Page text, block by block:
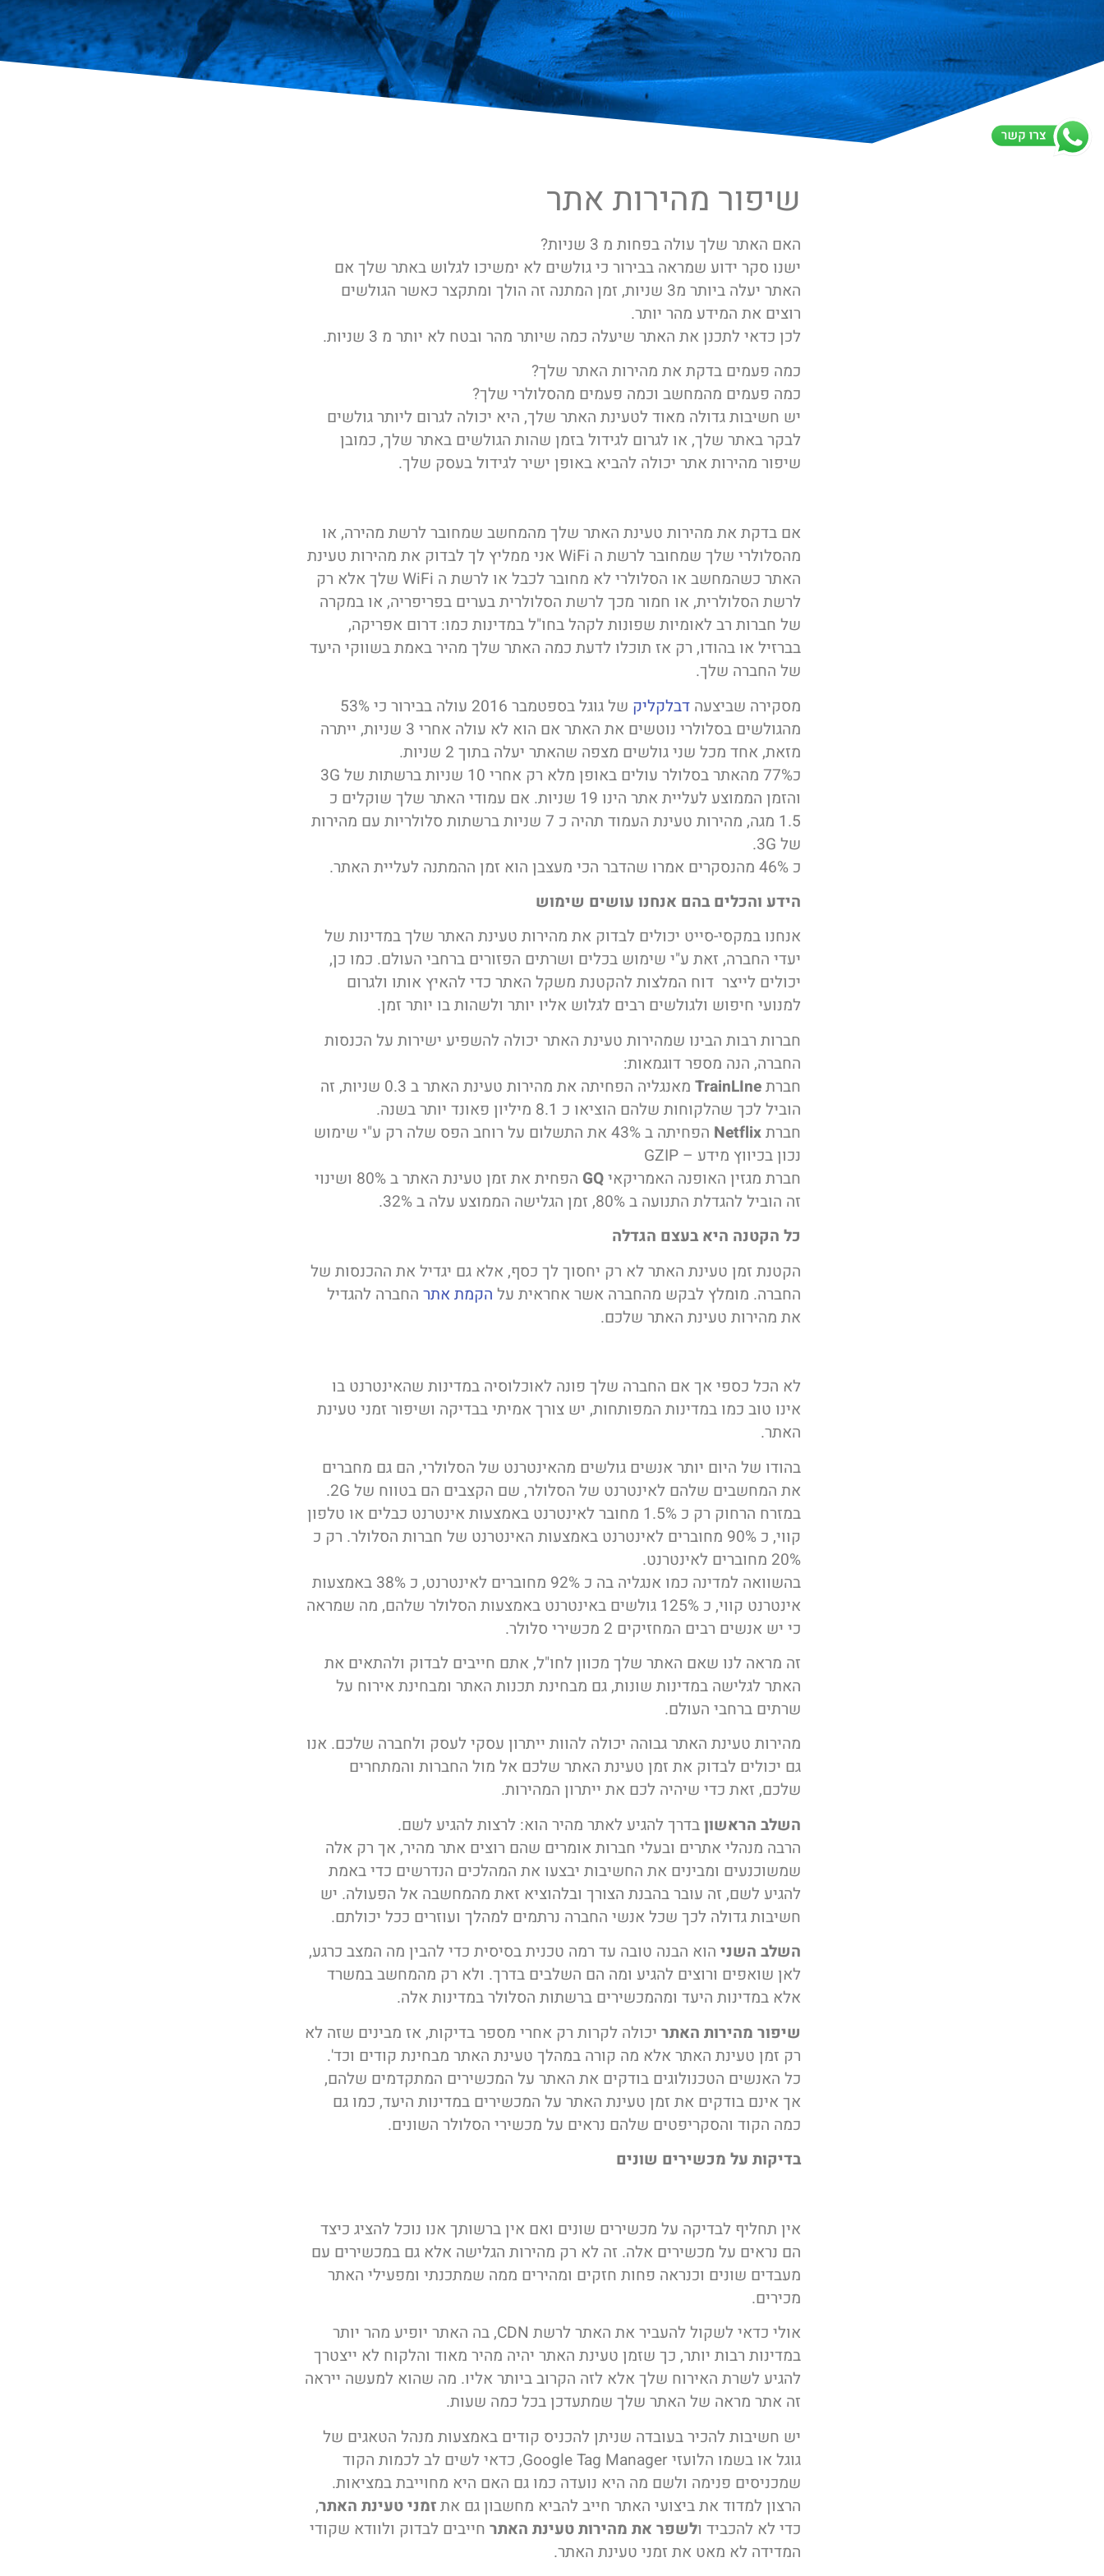
שיפור מהירות אתר
האם האתר שלך עולה בפחות מ 3 שניות?
ישנו סקר ידוע שמראה בבירור כי גולשים לא ימשיכו לגלוש באתר שלך אם
האתר יעלה ביותר מ3 שניות, זמן המתנה זה הולך ומתקצר כאשר הגולשים
רוצים את המידע מהר יותר.
לכן כדאי לתכנן את האתר שיעלה כמה שיותר מהר ובטח לא יותר מ 3 שניות.
כמה פעמים בדקת את מהירות האתר שלך?
כמה פעמים מהמחשב וכמה פעמים מהסלולרי שלך?
יש חשיבות גדולה מאוד לטעינת האתר שלך, היא יכולה לגרום ליותר גולשים
לבקר באתר שלך, או לגרום לגידול בזמן שהות הגולשים באתר שלך, כמובן
שיפור מהירות אתר יכולה להביא באופן ישיר לגידול בעסק שלך.
אם בדקת את מהירות טעינת האתר שלך מהמחשב שמחובר לרשת מהירה, או
מהסלולרי שלך שמחובר לרשת ה WiFi אני ממליץ לך לבדוק את מהירות טעינת
האתר כשהמחשב או הסלולרי לא מחובר לכבל או לרשת ה WiFi שלך אלא רק
לרשת הסלולרית, או חמור מכך לרשת הסלולרית בערים בפריפריה, או במקרה
של חברות רב לאומיות שפונות לקהל בחו"ל במדינות כמו: דרום אפריקה,
בברזיל או בהודו, רק אז תוכלו לדעת כמה האתר שלך מהיר באמת בשווקי היעד
של החברה שלך.
מסקירה שביצעהדבלקליק
של גוגל בספטמבר 2016 עולה בבירור כי 53%
מהגולשים בסלולרי נוטשים את האתר אם הוא לא עולה אחרי 3 שניות, ייתרה
מזאת, אחד מכל שני גולשים מצפה שהאתר יעלה בתוך 2 שניות.
כ77% מהאתר בסלולר עולים באופן מלא רק אחרי 10 שניות ברשתות של 3G
והזמן הממוצע לעליית אתר הינו 19 שניות. אם עמודי האתר שלך שוקלים כ
1.5 מגה, מהירות טעינת העמוד תהיה כ 7 שניות ברשתות סלולריות עם מהירות
של 3G.
כ 46% מהנסקרים אמרו שהדבר הכי מעצבן הוא זמן ההמתנה לעליית האתר.
הידע והכלים בהם אנחנו עושים שימוש
אנחנו במקסי-סייט יכולים לבדוק את מהירות טעינת האתר שלך במדינות של
יעדי החברה, זאת ע"י שימוש בכלים ושרתים הפזורים ברחבי העולם. כמו כן,
יכולים לייצר דוח המלצות להקטנת משקל האתר כדי להאיץ אותו ולגרום
למנועי חיפוש ולגולשים רבים לגלוש אליו יותר ולשהות בו יותר זמן.
חברות רבות הבינו שמהירות טעינת האתר יכולה להשפיע ישירות על הכנסות
החברה, הנה מספר דוגמאות:
חברתTrainLIne
מאנגליה הפחיתה את מהירות טעינת האתר ב 0.3 שניות, זה
הוביל לכך שהלקוחות שלהם הוציאו כ 8.1 מיליון פאונד יותר בשנה.
חברתNetflix
הפחיתה ב 43% את התשלום על רוחב הפס שלה רק ע"י שימוש
נכון בכיווץ מידע – GZIP
חברת מגזין האופנה האמריקאיGQ
הפחית את זמן טעינת האתר ב 80% ושינוי
זה הוביל להגדלת התנועה ב 80%, זמן הגלישה הממוצע עלה ב 32%.
כל הקטנה היא בעצם הגדלה
הקטנת זמן טעינת האתר לא רק יחסוך לך כסף, אלא גם יגדיל את ההכנסות של
החברה. מומלץ לבקש מהחברה אשר אחראית על הקמת אתר החברה להגדיל
את מהירות טעינת האתר שלכם.
לא הכל כספי אך אם החברה שלך פונה לאוכלוסיה במדינות שהאינטרנט בו
אינו טוב כמו במדינות המפותחות, יש צורך אמיתי בבדיקה ושיפור זמני טעינת
האתר.
בהודו של היום יותר אנשים גולשים מהאינטרנט של הסלולרי, הם גם מחברים
את המחשבים שלהם לאינטרנט של הסלולר, שם הקצבים הם בטווח של 2G.
במזרח הרחוק רק כ 1.5% מחובר לאינטרנט באמצעות אינטרנט כבלים או טלפון
קווי, כ 90% מחוברים לאינטרנט באמצעות האינטרנט של חברות הסלולר. רק כ
20% מחוברים לאינטרנט.
בהשוואה למדינה כמו אנגליה בה כ 92% מחוברים לאינטרנט, כ 38% באמצעות
אינטרנט קווי, כ 125% גולשים באינטרנט באמצעות הסלולר שלהם, מה שמראה
כי יש אנשים רבים המחזיקים 2 מכשירי סלולר.
זה מראה לנו שאם האתר שלך מכוון לחו"ל, אתם חייבים לבדוק ולהתאים את
האתר לגלישה במדינות שונות, גם מבחינת תכנות האתר ומבחינת אירוח על
שרתים ברחבי העולם.
מהירות טעינת האתר גבוהה יכולה להוות ייתרון עסקי לעסק ולחברה שלכם. אנו
גם יכולים לבדוק את זמן טעינת האתר שלכם אל מול החברות והמתחרים
שלכם, זאת כדי שיהיה לכם את ייתרון המהירות.
השלב הראשוןבדרך להגיע לאתר מהיר הוא: לרצות להגיע לשם.
הרבה מנהלי אתרים ובעלי חברות אומרים שהם רוצים אתר מהיר, אך רק אלה
שמשוכנעים ומבינים את החשיבות יבצעו את המהלכים הנדרשים כדי באמת
להגיע לשם, זה עובר בהבנת הצורך ובלהוציא זאת מהמחשבה אל הפעולה. יש
חשיבות גדולה לכך שכל אנשי החברה נרתמים למהלך ועוזרים ככל יכולתם.
השלב השני הוא הבנה טובה עד רמה טכנית בסיסית כדי להבין מה המצב כרגע,
לאן שואפים ורוצים להגיע ומה הם השלבים בדרך. ולא רק מהמחשב במשרד
אלא במדינות היעד ומהמכשירים ברשתות הסלולר במדינות אלה.
שיפור מהירות האתר יכולה לקרות רק אחרי מספר בדיקות, אז מבינים שזה לא
רק זמן טעינת האתר אלא מה קורה במהלך טעינת האתר מבחינת קודים וכד'.
כל האנשים הטכנולוגים בודקים את האתר על המכשירים המתקדמים שלהם,
אך אינם בודקים את זמן טעינת האתר על המכשירים במדינות היעד, כמו גם
כמה הקוד והסקריפטים שלהם נראים על מכשירי הסלולר השונים.
בדיקות על מכשירים שונים
אין תחליף לבדיקה על מכשירים שונים ואם אין ברשותך אנו נוכל להציג כיצד
הם נראים על מכשירים אלה. זה לא רק מהירות הגלישה אלא גם במכשירים עם
מעבדים שונים וכנראה פחות חזקים ומהירים ממה שמתכנתי ומפעילי האתר
מכירים.
אולי כדאי לשקול להעביר את האתר לרשת CDN, בה האתר יופיע מהר יותר
במדינות רבות יותר, כך שזמן טעינת האתר יהיה מהיר מאוד והלקוח לא ייצטרך
להגיע לשרת האירוח שלך אלא לזה הקרוב ביותר אליו. מה שהוא למעשה ייראה
זה אתר מראה של האתר שלך שמתעדכן בכל כמה שעות.
יש חשיבות להכיר בעובדה שניתן להכניס קודים באמצעות מנהל הטאגים של
גוגל או בשמו הלועזי Google Tag Manager, כדאי לשים לב לכמות הקוד
שמכניסים פנימה ולשם מה היא נועדה כמו גם האם היא מחוייבת במציאות.
הרצון למדוד את ביצועי האתר חייב להביא מחשבון גם אתזמני טעינת האתר,
כדי לא להכביד ולשפר את מהירות טעינת האתר חייבים לבדוק ולוודא שקודי
המדידה לא מאט את זמני טעינת האתר.